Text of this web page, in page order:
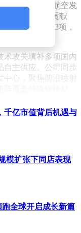
里程碑进展，航空发
获ASTM特殊贡献
家/行业标准33项，
术攻关填补多项国内
自主供应。公司同步
心，聚焦前沿喷射
销量连续十余年领
产品国内市占率保持
，具备年产约2000
地区，技术工艺与
料到终端产品的完
千亿市值背后机遇与
模扩张下同店表现
全球开启成长新篇